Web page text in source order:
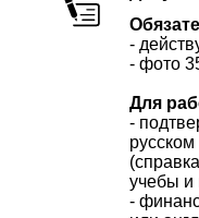
-
- фото
Для
-
учебы и
-